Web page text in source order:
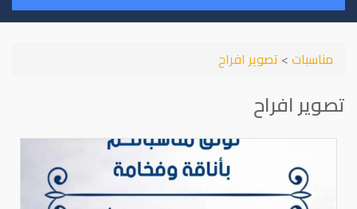
مناسبات> تصوير افراح
تصوير افراح